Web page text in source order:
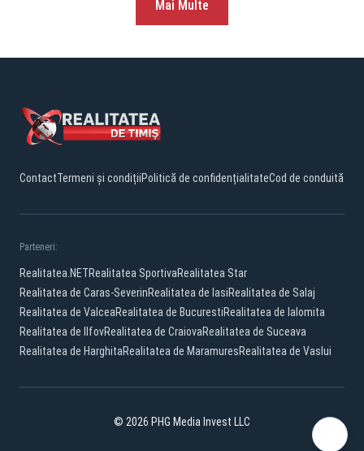
Mai Multe
ContactTermeni și condițiiPolitică de confidențialitateCod de conduită
Parteneri:
Realitatea.NETRealitatea SportivaRealitatea Star
Realitatea de Caras-SeverinRealitatea de IasiRealitatea de Salaj
Realitatea de ValceaRealitatea de BucurestiRealitatea de Ialomita
Realitatea de IlfovRealitatea de CraiovaRealitatea de Suceava
Realitatea de HarghitaRealitatea de MaramuresRealitatea de Vaslui
© 2026 PHG Media Invest LLC